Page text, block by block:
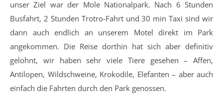
unser Ziel war der Mole Nationalpark. Nach 6 Stunden
Busfahrt, 2 Stunden Trotro-Fahrt und 30 min Taxi sind wir
dann auch endlich an unserem Motel direkt im Park
angekommen. Die Reise dorthin hat sich aber definitiv
gelohnt, wir haben sehr viele Tiere gesehen – Affen,
Antilopen, Wildschweine, Krokodile, Elefanten – aber auch
einfach die Fahrten durch den Park genossen.